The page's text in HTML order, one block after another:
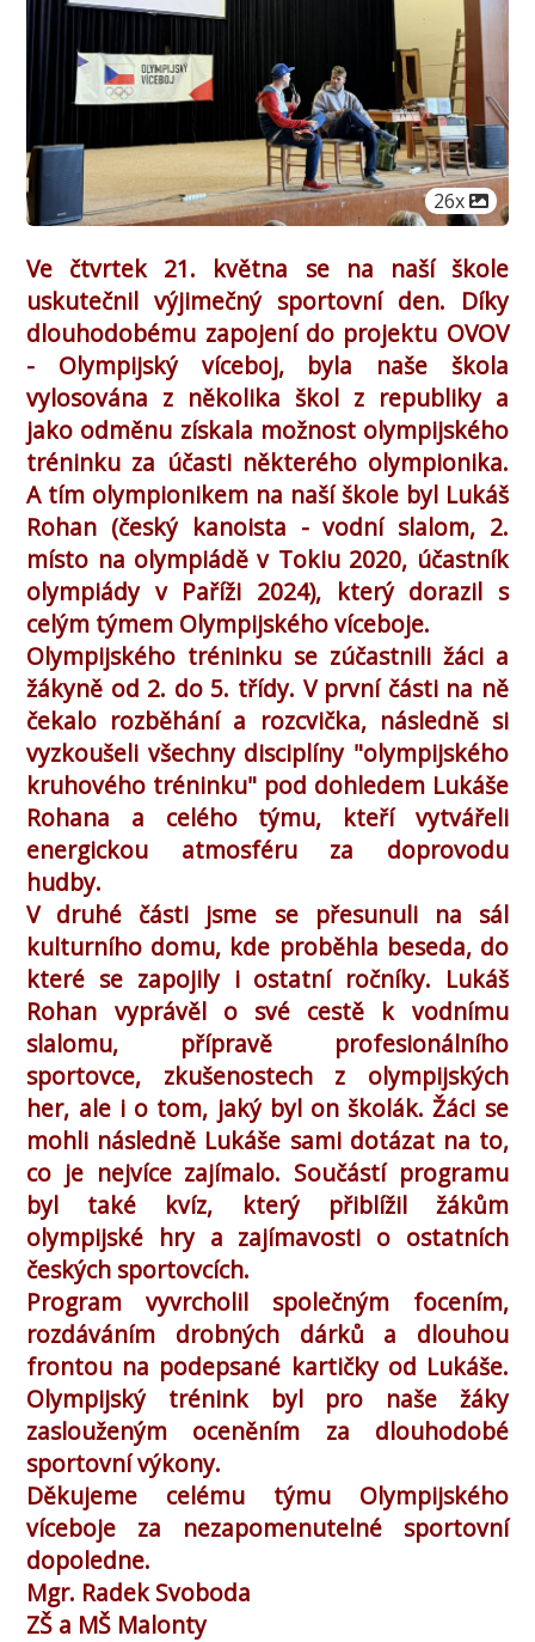
Počet
26x
Ve čtvrtek 21. května se na naší škole
uskutečnil výjimečný sportovní den. Díky
dlouhodobému zapojení do projektu OVOV
- Olympijský víceboj, byla naše škola
vylosována z několika škol z republiky a
jako odměnu získala možnost olympijského
tréninku za účasti některého olympionika.
A tím olympionikem na naší škole byl Lukáš
Rohan (český kanoista - vodní slalom, 2.
místo na olympiádě v Tokiu 2020, účastník
olympiády v Paříži 2024), který dorazil s
celým týmem Olympijského víceboje.
Olympijského tréninku se zúčastnili žáci a
žákyně od 2. do 5. třídy. V první části na ně
čekalo rozběhání a rozcvička, následně si
vyzkoušeli všechny disciplíny "olympijského
kruhového tréninku" pod dohledem Lukáše
Rohana a celého týmu, kteří vytvářeli
energickou atmosféru za doprovodu
hudby.
V druhé části jsme se přesunuli na sál
kulturního domu, kde proběhla beseda, do
které se zapojily i ostatní ročníky. Lukáš
Rohan vyprávěl o své cestě k vodnímu
slalomu, přípravě profesionálního
sportovce, zkušenostech z olympijských
her, ale i o tom, jaký byl on školák. Žáci se
mohli následně Lukáše sami dotázat na to,
co je nejvíce zajímalo. Součástí programu
byl také kvíz, který přiblížil žákům
olympijské hry a zajímavosti o ostatních
českých sportovcích.
Program vyvrcholil společným focením,
rozdáváním drobných dárků a dlouhou
frontou na podepsané kartičky od Lukáše.
Olympijský trénink byl pro naše žáky
zaslouženým oceněním za dlouhodobé
sportovní výkony.
Děkujeme celému týmu Olympijského
víceboje za nezapomenutelné sportovní
dopoledne.
Mgr. Radek Svoboda
ZŠ a MŠ Malonty